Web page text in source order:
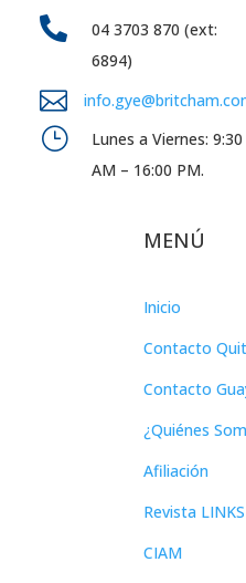

04 3703 870 (ext:
6894)

}
Lunes a Viernes: 9:30
AM – 16:00 PM.
MENÚ
Inicio
Contacto
Contacto
¿Quiénes
Afiliación
Revista LINKS
CIAM